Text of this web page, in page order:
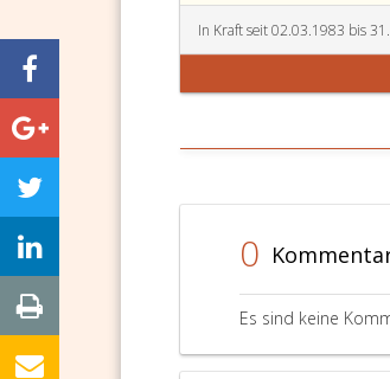
In Kraft seit 02.03.1983 bis
0
Es sind keine